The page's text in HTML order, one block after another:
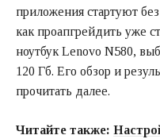
приложения стартуют
как проапгрейдить уже
ноутбук Lenovo N580,
120 Гб. Его обзор и
прочитать далее.
Читайте также: